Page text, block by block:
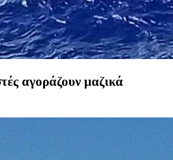
αγοράζουν μαζικά